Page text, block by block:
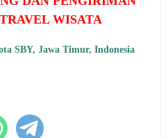
WISATA
SBY, Jawa Timur, Indonesia